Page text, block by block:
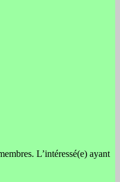
L’intéressé(e) ayant